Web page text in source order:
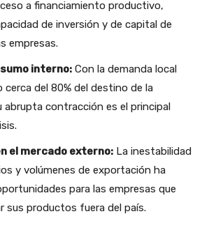
a financiamiento productivo,
de inversión y de capital de
empresas.
interno: Con la demanda local
cerca del 80% del destino de la
abrupta contracción es el principal
el mercado externo: La inestabilidad
y volúmenes de exportación ha
para las empresas que
sus productos fuera del país.